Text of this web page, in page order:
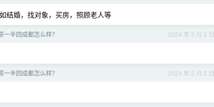
结婚，找对象，买房，照顾老人等
2024 年 2 月 2 日
一半回成都怎么样？
2024 年 2 月 2 日
一半回成都怎么样？